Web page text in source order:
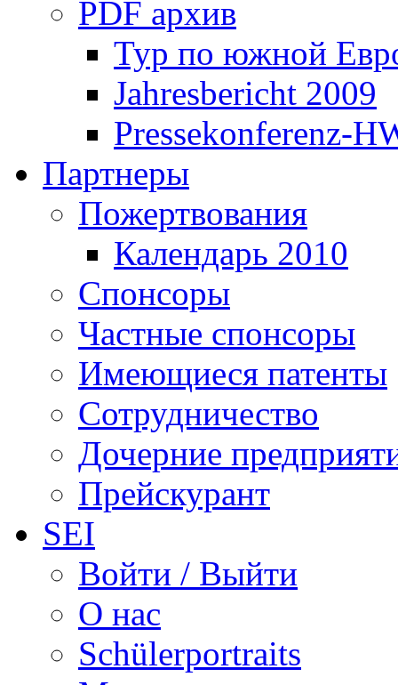
PDF архив
Тур по южной
Jahresbericht 2009
Pressekonferenz-
Партнеры
Пожертвования
Календарь 2010
Спонсоры
Частные спонсоры
Имеющиеся патенты
Сотрудничество
Дочерние
Прейскурант
SEI
Войти / Выйти
О нас
Schülerportraits